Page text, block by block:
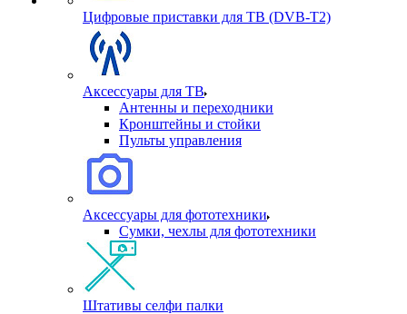
Цифровые приставки для ТВ (DVB-T2)
Аксессуары для ТВ
Антенны и переходники
Кронштейны и стойки
Пульты управления
Аксессуары для фототехники
Сумки, чехлы для фототехники
Штативы селфи палки